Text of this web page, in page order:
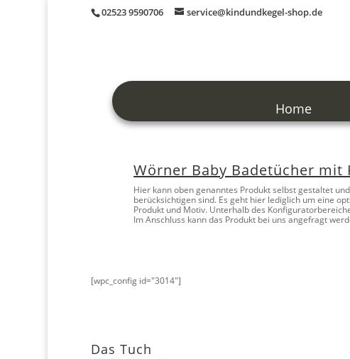
02523 9590706 service@kindundkegel-shop.de
Home
Wörner Baby Badetücher mit
Hier kann oben genanntes Produkt selbst gestaltet
berücksichtigen sind. Es geht hier lediglich um eine
Produkt und Motiv. Unterhalb des
Im Anschluss kann das Produkt bei uns angefragt
[wpc_config id="3014"]
Das Tuch